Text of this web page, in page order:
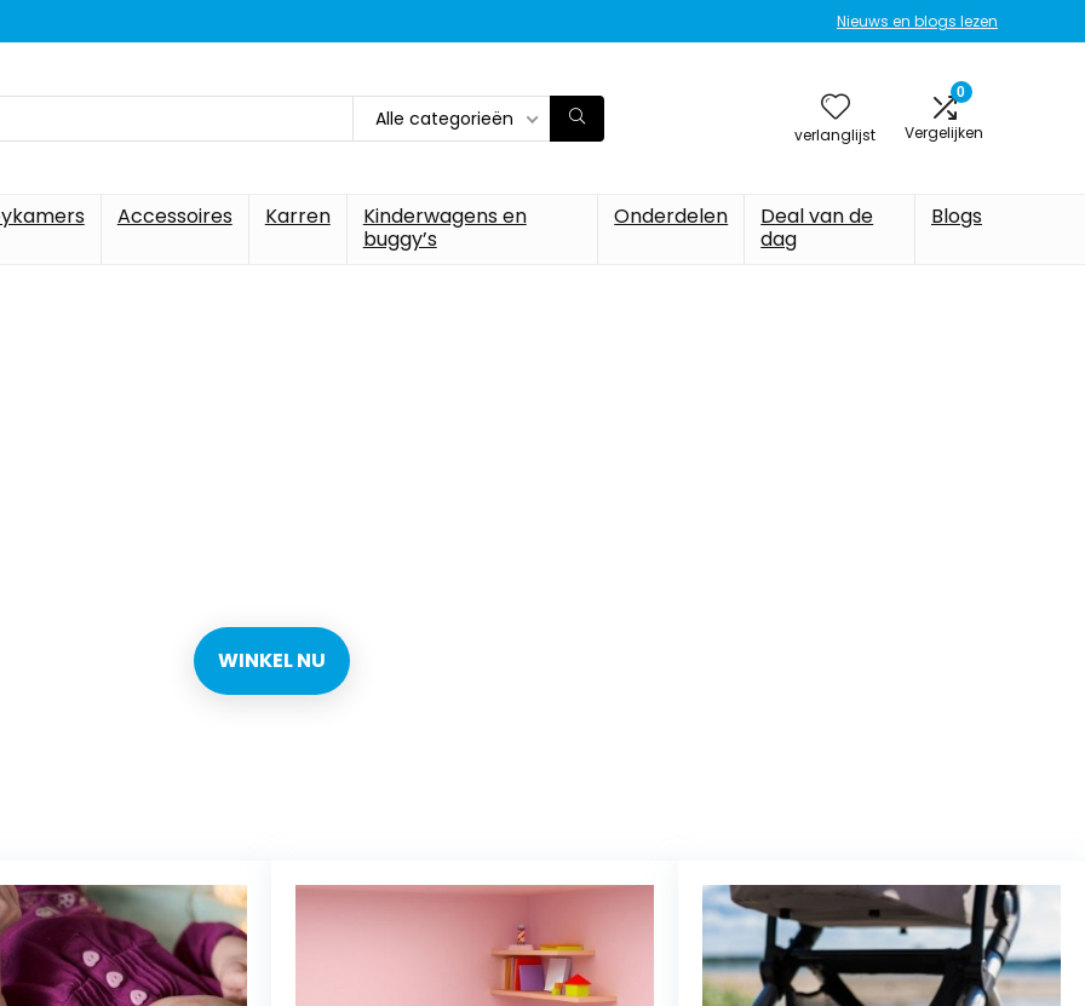
Nieuws en blogs lezen
Alle categorieën
verlanglijst
0
Vergelijken
Accessoires Karren
Kinderwagens en
buggy’s
Onderdelen
Deal van de
dag
Blogs
WINKEL NU